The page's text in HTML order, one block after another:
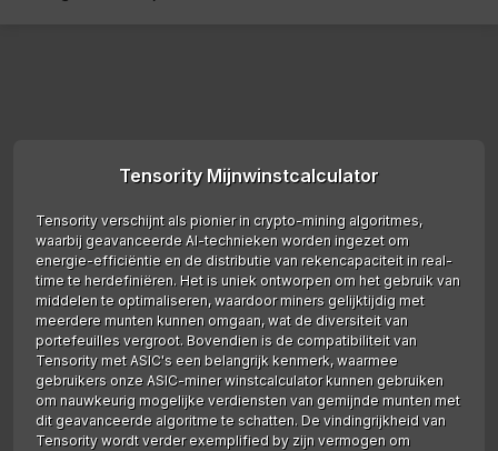
Tensority Mijnwinstcalculator
Tensority verschijnt als pionier in crypto-mining algoritmes,
waarbij geavanceerde AI-technieken worden ingezet om
energie-efficiëntie en de distributie van rekencapaciteit in real-
time te herdefiniëren. Het is uniek ontworpen om het gebruik van
middelen te optimaliseren, waardoor miners gelijktijdig met
meerdere munten kunnen omgaan, wat de diversiteit van
portefeuilles vergroot. Bovendien is de compatibiliteit van
Tensority met ASIC's een belangrijk kenmerk, waarmee
gebruikers onze ASIC-miner winstcalculator kunnen gebruiken
om nauwkeurig mogelijke verdiensten van gemijnde munten met
dit geavanceerde algoritme te schatten. De vindingrijkheid van
Tensority wordt verder exemplified by zijn vermogen om